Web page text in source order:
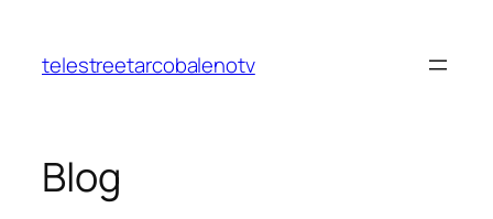
phầntelestreetarcobalenotv
Blog